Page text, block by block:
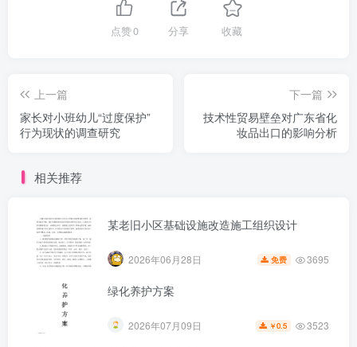
点赞0 分享 收藏
上一篇
家长对小班幼儿“过度保护”
行为现状的调查研究
下一篇
技术性贸易壁垒对广东省化
妆品出口的影响分析
相关推荐
某老旧小区基础设施改造施工组织设计
2026年06月28日 免费 3695
绿化养护方案
2026年07月09日 ￥0.5 3523